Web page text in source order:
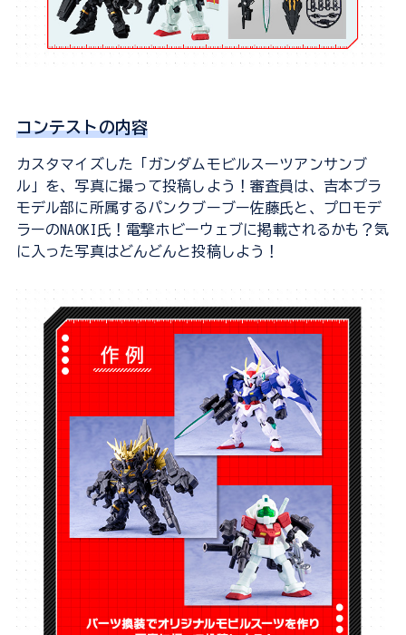
コンテストの内容
カスタマイズした「ガンダムモビルスーツアンサンブ
ル」を、写真に撮って投稿しよう！審査員は、吉本プラ
モデル部に所属するパンクブーブー佐藤氏と、プロモデ
ラーのNAOKI氏！電撃ホビーウェブに掲載されるかも？気
に入った写真はどんどんと投稿しよう！